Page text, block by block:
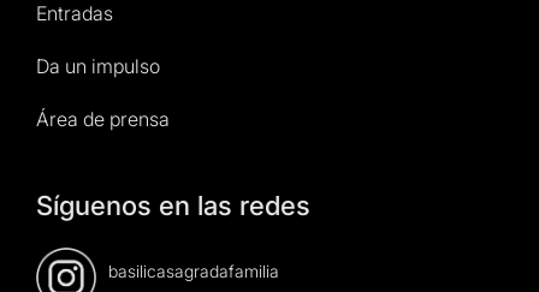
Entradas
Da un impulso
Área de prensa
Síguenos en las redes
basilicasagradafamilia